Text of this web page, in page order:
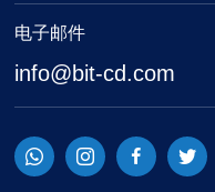
电子邮件
info@bit-cd.com